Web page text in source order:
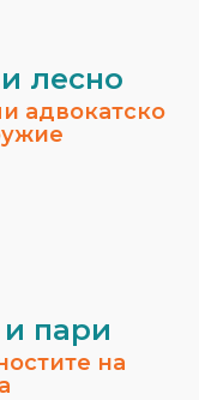
лесно
адвокатско
и пари
на